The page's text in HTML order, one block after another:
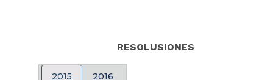
RESOLUSIONES
2015 2016